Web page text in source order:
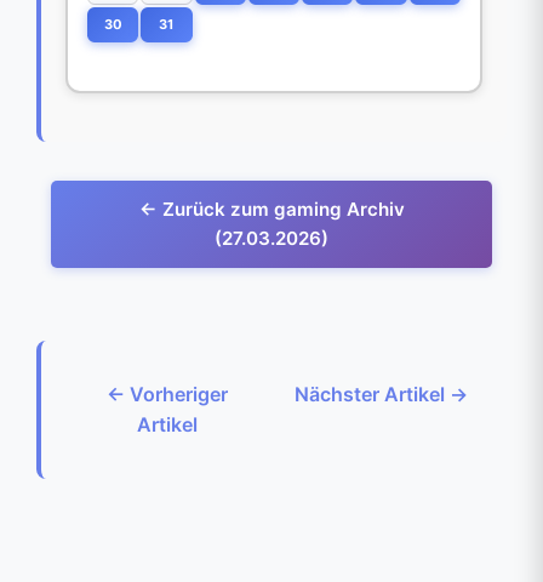
30 31
← Zurück zum gaming Archiv
(27.03.2026)
← Vorheriger
Artikel
Nächster Artikel →